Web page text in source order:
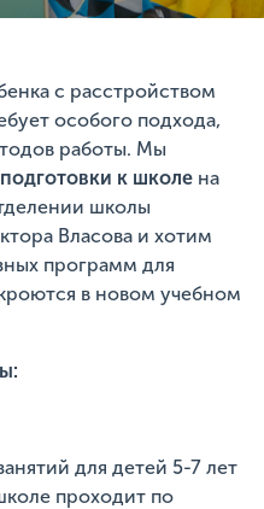
с расстройством
особого подхода,
работы. Мы
к школе на
школы
Власова и хотим
программ для
в новом учебном
для детей 5-7 лет
проходит по